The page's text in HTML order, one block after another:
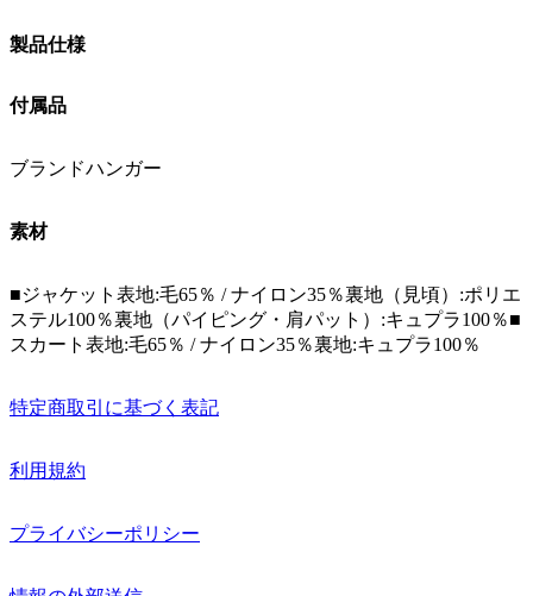
製品仕様
付属品
ブランドハンガー
素材
■ジャケット表地:毛65％ / ナイロン35％裏地（見頃）:ポリエ
ステル100％裏地（パイピング・肩パット）:キュプラ100％■
スカート表地:毛65％ / ナイロン35％裏地:キュプラ100％
特定商取引に基づく表記
利用規約
プライバシーポリシー